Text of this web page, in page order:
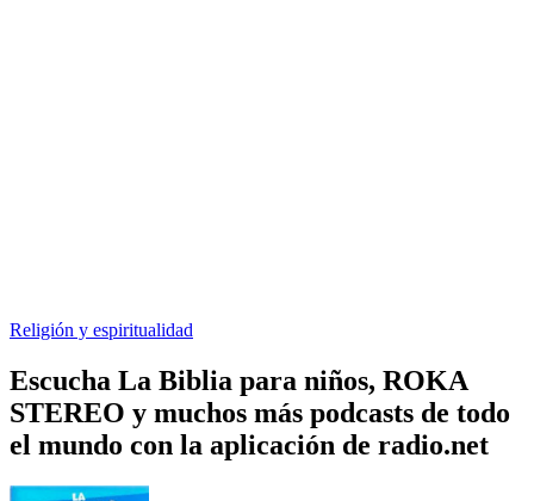
Religión y espiritualidad
Escucha La Biblia para niños, ROKA
STEREO y muchos más podcasts de todo
el mundo con la aplicación de radio.net